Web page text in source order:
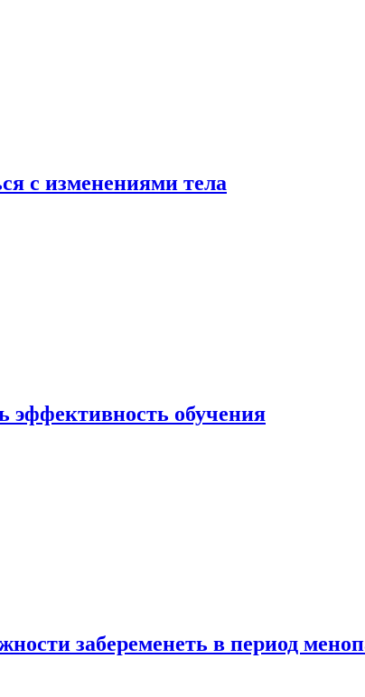
с изменениями тела
эффективность обучения
забеременеть в период